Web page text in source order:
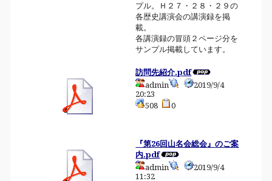
プル。Ｈ２７・２８・２９の
各歴史講演会の講演録を掲
載。
各講演録の冒頭２ページ分を
サンプル掲載しています。
訪問先紹介.pdf
admin
2019/9/4
20:23
508
0
『第26回山名会総会』のご案
内.pdf
admin
2019/9/4
11:32